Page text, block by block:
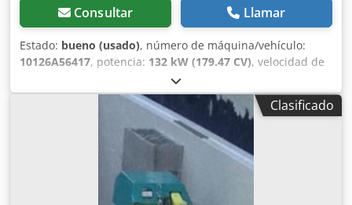
Consultar Llamar
Estado: bueno (usado), número de máquina/vehículo:
10126A56417, potencia: 132 kW (179.47 CV), velocidad de
, tensión de entrada:
corriente de entrada:228 A, peso total:1,020 kg, longitud
, ancho total:800 mm , altura total:1,100
, Motor AMMANN, tipo SEV-315M4 Especificaciones
técnicas: Modelo: SEV-315M4 Fabricante: AMMANN
Potencia nominal: 132 kW Tensión de funcionamiento 50
Hz: 400 V Velocidad nominal: 1.490 l/min Para más detalles
ver fotos y placa de características Estado: Usado, artículo
Clasificado